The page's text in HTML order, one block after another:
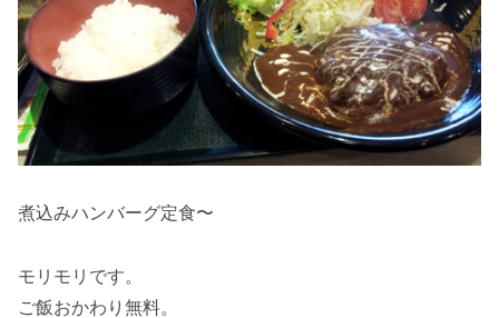
煮込みハンバーグ定食〜
モリモリです。
ご飯おかわり無料。